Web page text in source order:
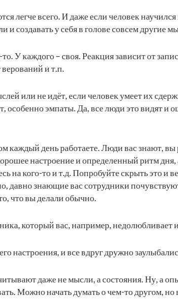
легче всего. И даже если человек
создавать у себя в голове совсем другие
У каждого – своя. Реакция зависит от
верований и т.п.
или не идёт, если человек умеет их
особенно эмпаты. Да, все люди это видят
каждый день работаете. Люди вас знают, вы
настроение и определенный ритм
на кого-то и т.д. Попробуйте скрыть это и
давно знающие вас сотрудники
что вы делали обычно.
который вас, например, недолюбливает
настроения, и все вдруг дружно
даже не мысли, а состояния. Ну, а
Можно начать думать о чем-то другом, но